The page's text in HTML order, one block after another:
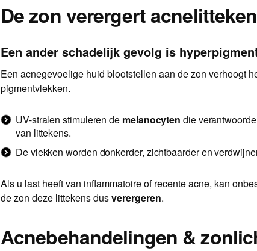
De zon verergert
Een ander schadelijk gevolg is
Een acnegevoelige huid blootstellen aan de zon verhoogt
pigmentvlekken.
UV-stralen stimuleren de melanocyten die
van littekens.
De vlekken worden donkerder, zichtbaarder en
Als u last heeft van inflammatoire of recente acne, kan
de zon deze littekens dusverergeren.
Acnebehandelingen &